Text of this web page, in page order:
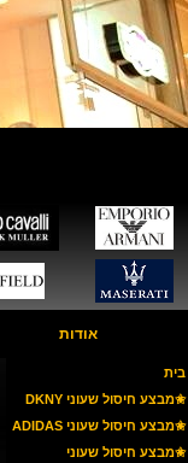
אודות
בית
✬מבצע חיסול שעוני DKNY
✬מבצע חיסול שעוני ADIDAS
✬מבצע חיסול שעוני